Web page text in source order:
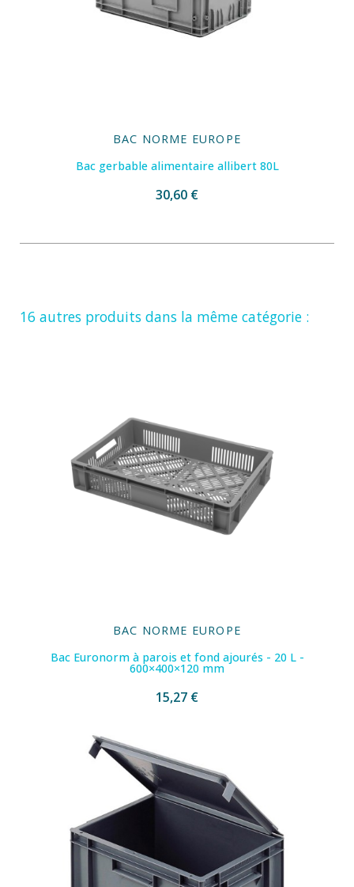
BAC NORME EUROPE
Bac gerbable alimentaire allibert 80L
30,60 €
16 autres produits dans la même catégorie :
BAC NORME EUROPE
Bac Euronorm à parois et fond ajourés - 20 L -
600×400×120 mm
15,27 €